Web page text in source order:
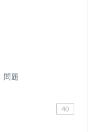
問題
40